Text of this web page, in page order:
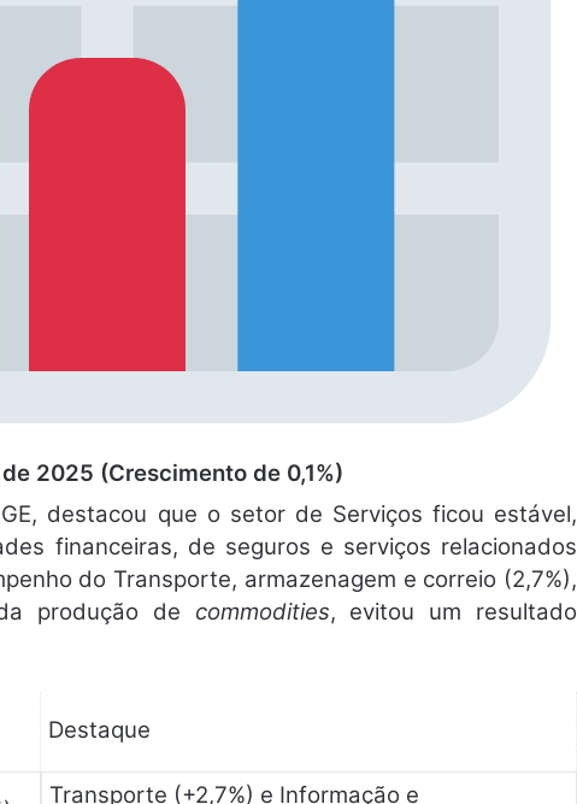
2025 (Crescimento de 0,1%)
destacou que o setor de Serviços ficou estável,
financeiras, de seguros e serviços relacionados
do Transporte, armazenagem e correio (2,7%),
produção de commodities, evitou um resultado
Destaque
Transporte (+2,7%) e Informação e